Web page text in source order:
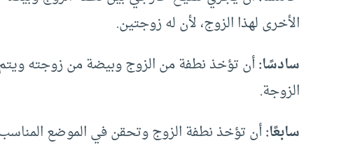
الأخرى لهذا الزوج، لأن له زوجتين.
سادسًا:أن تؤخذ نطفة من الزوج وبيضة من زوجته
الزوجة.
سابعًا:أن تؤخذ نطفة الزوج وتحقن في الموضع